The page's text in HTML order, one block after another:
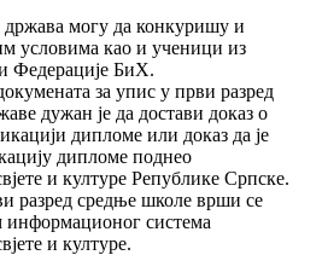
могу да конкуришу и
условима као и ученици из
Федерације БиХ.
за упис у први разред
дужан је да достави доказ о
дипломе или доказ да је
дипломе поднео
и културе Републике Српске.
разред средње школе врши се
информационог система
и културе.